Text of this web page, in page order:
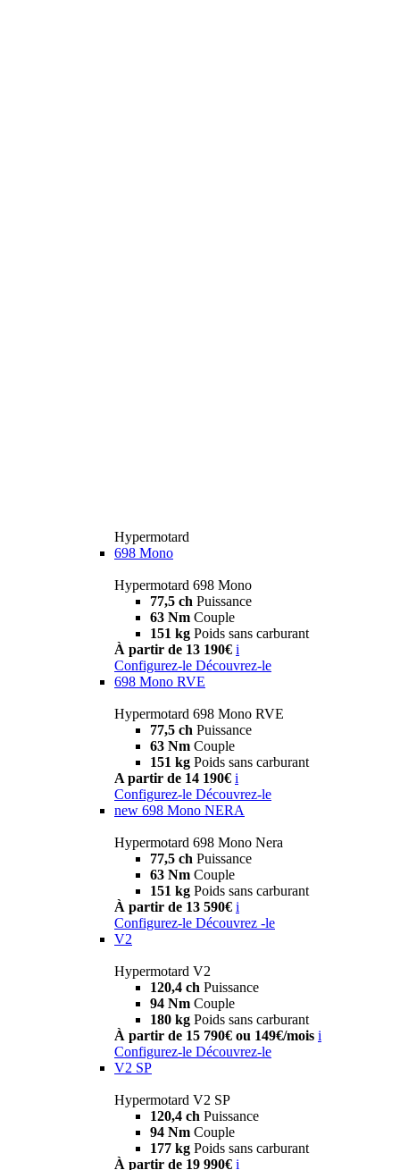
Hypermotard
698 Mono
Hypermotard 698 Mono
77,5 ch Puissance
63 Nm Couple
151 kg Poids sans carburant
À partir de 13 190€ i
Configurez-le Découvrez-le
698 Mono RVE
Hypermotard 698 Mono RVE
77,5 ch Puissance
63 Nm Couple
151 kg Poids sans carburant
A partir de 14 190€ i
Configurez-le Découvrez-le
new 698 Mono NERA
Hypermotard 698 Mono Nera
77,5 ch Puissance
63 Nm Couple
151 kg Poids sans carburant
À partir de 13 590€ i
Configurez-le Découvrez -le
V2
Hypermotard V2
120,4 ch Puissance
94 Nm Couple
180 kg Poids sans carburant
À partir de 15 790€ ou 149€/mois i
Configurez-le Découvrez-le
V2 SP
Hypermotard V2 SP
120,4 ch Puissance
94 Nm Couple
177 kg Poids sans carburant
À partir de 19 990€ i